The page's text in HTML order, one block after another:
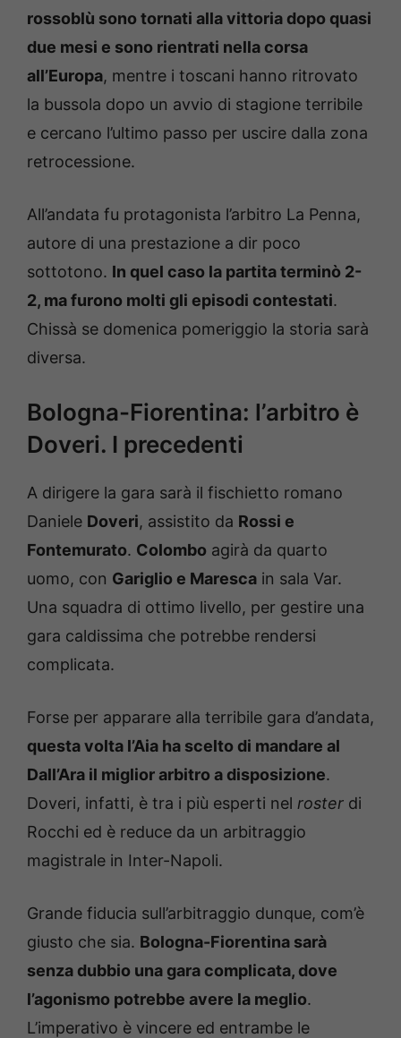
rossoblù sono tornati alla vittoria dopo quasi
due mesi e sono rientrati nella corsa
all’Europa, mentre i toscani hanno ritrovato
la bussola dopo un avvio di stagione terribile
e cercano l’ultimo passo per uscire dalla zona
retrocessione.
All’andata fu protagonista l’arbitro La Penna,
autore di una prestazione a dir poco
sottotono. In quel caso la partita terminò 2-
2, ma furono molti gli episodi contestati.
Chissà se domenica pomeriggio la storia sarà
diversa.
Bologna-Fiorentina: l’arbitro è
Doveri. I precedenti
A dirigere la gara sarà il fischietto romano
Daniele Doveri, assistito da Rossi e
Fontemurato. Colombo agirà da quarto
uomo, con Gariglio e Maresca in sala Var.
Una squadra di ottimo livello, per gestire una
gara caldissima che potrebbe rendersi
complicata.
Forse per apparare alla terribile gara d’andata,
questa volta l’Aia ha scelto di mandare al
Dall’Ara il miglior arbitro a disposizione.
Doveri, infatti, è tra i più esperti nel roster di
Rocchi ed è reduce da un arbitraggio
magistrale in Inter-Napoli.
Grande fiducia sull’arbitraggio dunque, com’è
giusto che sia. Bologna-Fiorentina sarà
senza dubbio una gara complicata, dove
l’agonismo potrebbe avere la meglio.
L’imperativo è vincere ed entrambe le